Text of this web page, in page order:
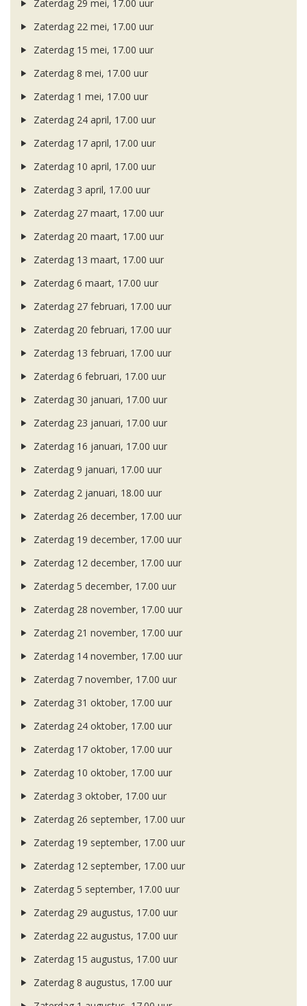
Zaterdag 29 mei, 17.00 uur
Zaterdag 22 mei, 17.00 uur
Zaterdag 15 mei, 17.00 uur
Zaterdag 8 mei, 17.00 uur
Zaterdag 1 mei, 17.00 uur
Zaterdag 24 april, 17.00 uur
Zaterdag 17 april, 17.00 uur
Zaterdag 10 april, 17.00 uur
Zaterdag 3 april, 17.00 uur
Zaterdag 27 maart, 17.00 uur
Zaterdag 20 maart, 17.00 uur
Zaterdag 13 maart, 17.00 uur
Zaterdag 6 maart, 17.00 uur
Zaterdag 27 februari, 17.00 uur
Zaterdag 20 februari, 17.00 uur
Zaterdag 13 februari, 17.00 uur
Zaterdag 6 februari, 17.00 uur
Zaterdag 30 januari, 17.00 uur
Zaterdag 23 januari, 17.00 uur
Zaterdag 16 januari, 17.00 uur
Zaterdag 9 januari, 17.00 uur
Zaterdag 2 januari, 18.00 uur
Zaterdag 26 december, 17.00 uur
Zaterdag 19 december, 17.00 uur
Zaterdag 12 december, 17.00 uur
Zaterdag 5 december, 17.00 uur
Zaterdag 28 november, 17.00 uur
Zaterdag 21 november, 17.00 uur
Zaterdag 14 november, 17.00 uur
Zaterdag 7 november, 17.00 uur
Zaterdag 31 oktober, 17.00 uur
Zaterdag 24 oktober, 17.00 uur
Zaterdag 17 oktober, 17.00 uur
Zaterdag 10 oktober, 17.00 uur
Zaterdag 3 oktober, 17.00 uur
Zaterdag 26 september, 17.00 uur
Zaterdag 19 september, 17.00 uur
Zaterdag 12 september, 17.00 uur
Zaterdag 5 september, 17.00 uur
Zaterdag 29 augustus, 17.00 uur
Zaterdag 22 augustus, 17.00 uur
Zaterdag 15 augustus, 17.00 uur
Zaterdag 8 augustus, 17.00 uur